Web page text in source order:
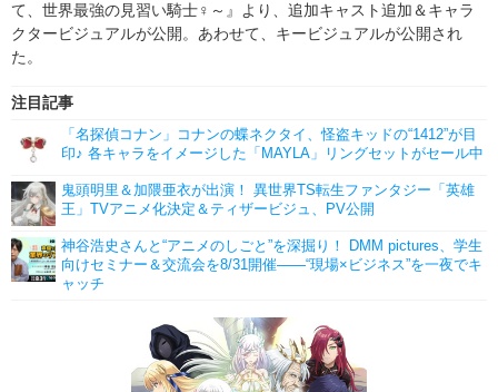
ゲーム 座談会
アニメ！アニメ！TV ABEMA Cafe
て、世界最強の見習い騎士♀～』より、追加キャスト追加＆キャラ
クタービジュアルが公開。あわせて、キービジュアルが公開され
た。
注目記事
「名探偵コナン」コナンの蝶ネクタイ、怪盗キッドの“1412”が目
印♪ 各キャラをイメージした「MAYLA」リングセットがセール中
鬼頭明里＆加隈亜衣が出演！ 異世界TS転生ファンタジー「英雄
王」TVアニメ化決定＆ティザービジュ、PV公開
神谷浩史さんと“アニメのしごと”を深掘り！ DMM pictures、学生
向けセミナー＆交流会を8/31開催――“現場×ビジネス”を一夜でキ
ャッチ